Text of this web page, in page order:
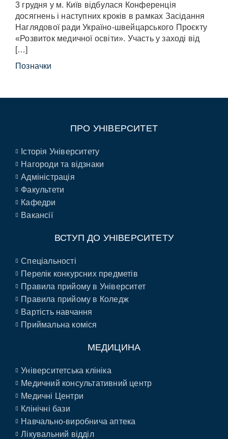
3 грудня у м. Київ відбулася Конференція
досягнень і наступних кроків в рамках Засідання
Наглядової ради Україно-швейцарського Проєкту
«Розвиток медичної освіти». Участь у заході від
[…]
Позначки
ПРО УНІВЕРСИТЕТ
Історія Університету
Нагороди та відзнаки
Адміністрація
Факультети
Кафедри
Вакансії
ВСТУП ДО УНІВЕРСИТЕТУ
Спеціальності
Перелік конкурсних предметів
Правила прийому в Університет
Правила прийому в Коледж
Вартість навчання
Приймальна коміся
МЕДИЦИНА
Університетська клініка
Медичний консультативний центр
Медичні Центри
Клінічні бази
Навчально-виробнича аптека
Лікувальний відділ